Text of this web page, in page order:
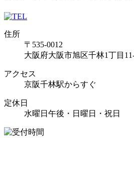
住所
〒535-0012
大阪府大阪市旭区千林1丁目
アクセス
京阪千林駅からすぐ
定休日
水曜日午後・日曜日・祝日